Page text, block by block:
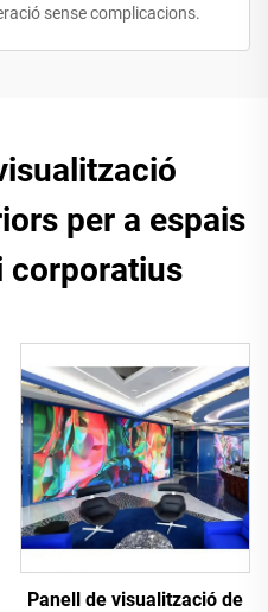
sense complicacions.
per a espais
corporatius
Panell de visualització de